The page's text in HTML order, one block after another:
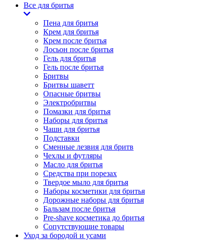
Все для бритья
Пена для бритья
Крем для бритья
Крем после бритья
Лосьон после бритья
Гель для бритья
Гель после бритья
Бритвы
Бритвы шаветт
Опасные бритвы
Электробритвы
Помазки для бритья
Наборы для бритья
Чаши для бритья
Подставки
Сменные лезвия для бритв
Чехлы и футляры
Масло для бритья
Средства при порезах
Твердое мыло для бритья
Наборы косметики для бритья
Дорожные наборы для бритья
Бальзам после бритья
Pre-shave косметика до бритья
Сопутствующие товары
Уход за бородой и усами